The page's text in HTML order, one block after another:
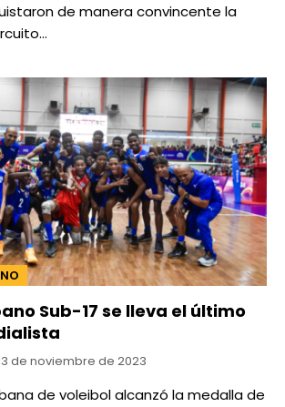
de manera convincente la
Sub-17 se lleva el último
de noviembre de 2023
de voleibol alcanzó la medalla de